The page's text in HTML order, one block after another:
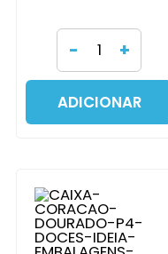
- +
ADICIONAR